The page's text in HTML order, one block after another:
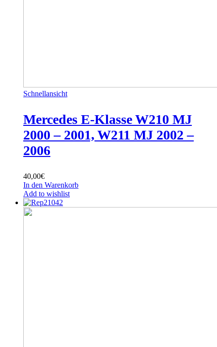
Schnellansicht
Mercedes E-Klasse W210 MJ
2000 – 2001, W211 MJ 2002 –
2006
40,00€
In den Warenkorb
Add to wishlist